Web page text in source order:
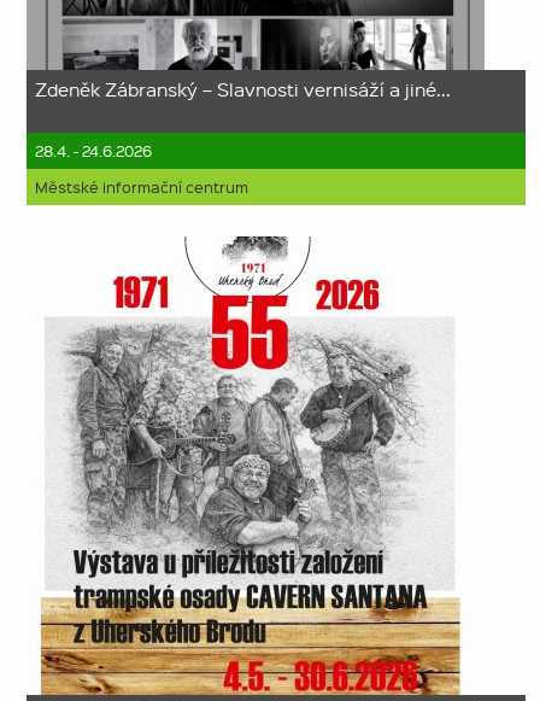
Zdeněk Zábranský – Slavnosti vernisáží a jiné...
28.4. - 24.6.2026
Městské informační centrum